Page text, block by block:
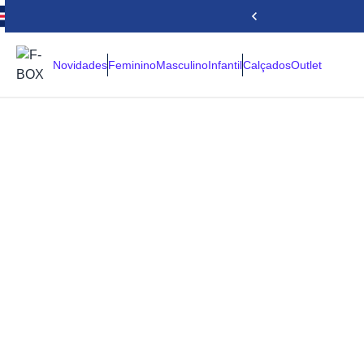
NovidadesFemininoMasculinoInfantilCalçadosOutlet